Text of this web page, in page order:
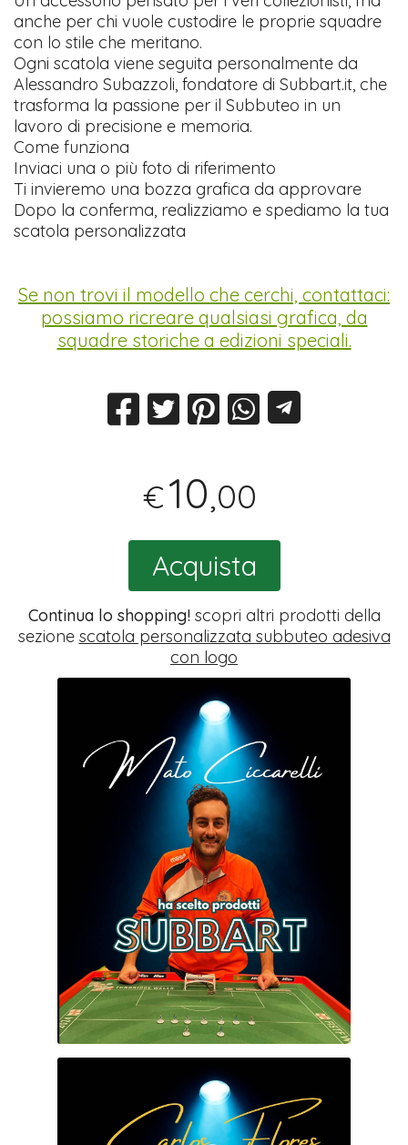
anche per chi vuole custodire le proprie squadre
con lo stile che meritano.
Ogni scatola viene seguita personalmente da
Alessandro Subazzoli, fondatore di Subbart.it, che
trasforma la passione per il Subbuteo in un
lavoro di precisione e memoria.
Come funziona
Inviaci una o più foto di riferimento
Ti invieremo una bozza grafica da approvare
Dopo la conferma, realizziamo e spediamo la tua
scatola personalizzata
Se non trovi il modello che cerchi, contattaci:
possiamo ricreare qualsiasi grafica, da
squadre storiche a edizioni speciali.
€10,00
Acquista
Continua lo shopping!scopri altri prodotti della
sezione scatola personalizzata subbuteo adesiva
con logo